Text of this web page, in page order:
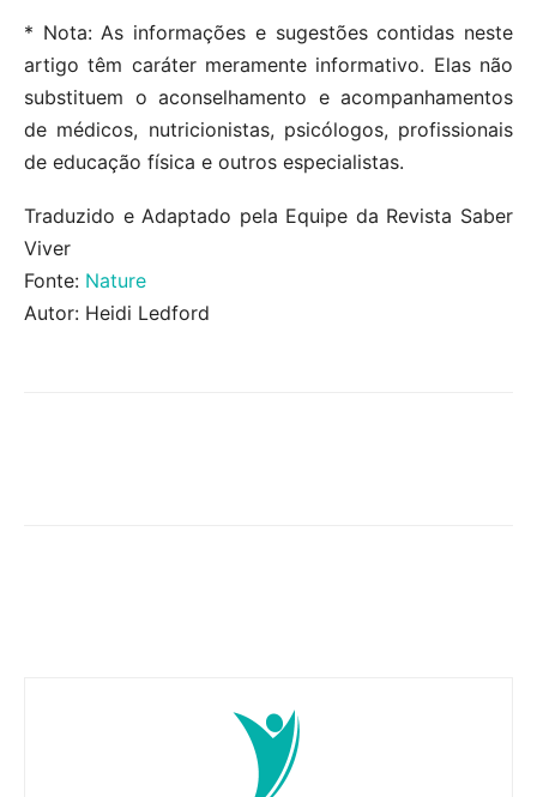
* Nota: As informações e sugestões contidas neste
artigo têm caráter meramente informativo. Elas não
substituem o aconselhamento e acompanhamentos
de médicos, nutricionistas, psicólogos, profissionais
de educação física e outros especialistas.
Traduzido e Adaptado pela Equipe da Revista Saber
Viver
Fonte: Nature
Autor: Heidi Ledford